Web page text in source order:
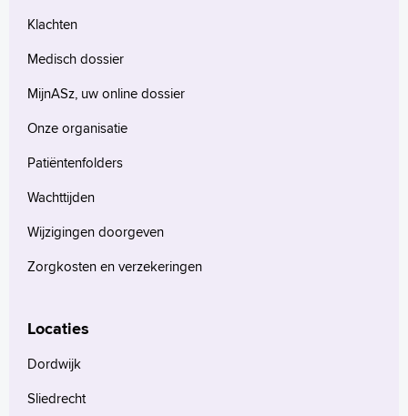
Klachten
Medisch dossier
MijnASz, uw online dossier
Onze organisatie
Patiëntenfolders
Wachttijden
Wijzigingen doorgeven
Zorgkosten en verzekeringen
Locaties
Dordwijk
Sliedrecht